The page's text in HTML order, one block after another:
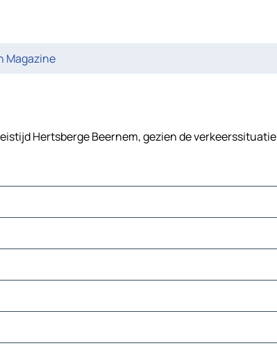
Magazine
Hertsberge Beernem, gezien de verkeerssituatie